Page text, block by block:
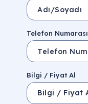
Telefon Numarası
Bilgi / Fiyat Al